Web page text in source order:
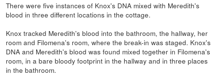
There were five instances of Knox's DNA mixed with Meredith's
blood in three different locations in the cottage.
Knox tracked Meredith's blood into the bathroom, the hallway, her
room and Filomena's room, where the break-in was staged. Knox's
DNA and Meredith's blood was found mixed together in Filomena's
room, in a bare bloody footprint in the hallway and in three places
in the bathroom.